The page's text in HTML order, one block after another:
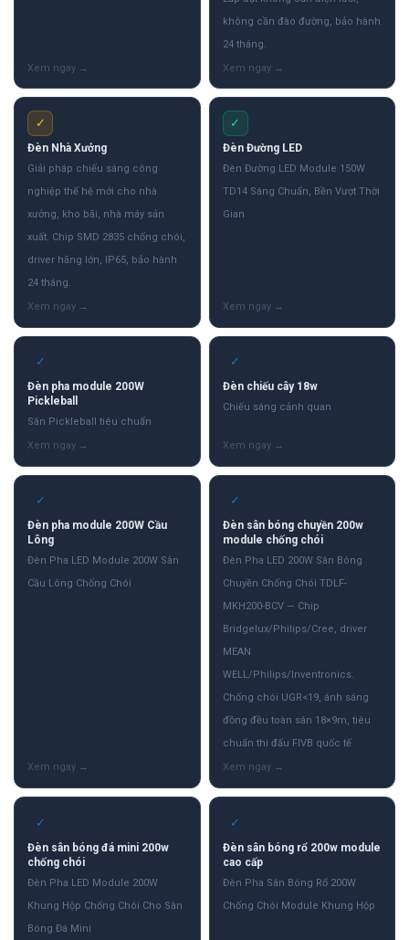
không cần đào đường, bảo hành
24 tháng.
✓
Đèn Nhà Xưởng
Giải pháp chiếu sáng công
nghiệp thế hệ mới cho nhà
xưởng, kho bãi, nhà máy sản
xuất. Chip SMD 2835 chống chói,
driver hãng lớn, IP65, bảo hành
24 tháng.
✓
Đèn Đường LED
Đèn Đường LED Module 150W
TD14 Sáng Chuẩn, Bền Vượt Thời
Gian
✓
Đèn pha module 200W
Pickleball
Sân Pickleball tiêu chuẩn
✓
Đèn chiếu cây 18w
Chiếu sáng cảnh quan
✓
Đèn pha module 200W Cầu
Lông
Đèn Pha LED Module 200W Sân
Cầu Lông Chống Chói
✓
Đèn sân bóng chuyền 200w
module chống chói
Đèn Pha LED 200W Sân Bóng
Chuyền Chống Chói TDLF-
MKH200-BCV — Chip
Bridgelux/Philips/Cree, driver
MEAN
WELL/Philips/Inventronics.
Chống chói UGR<19, ánh sáng
đồng đều toàn sân 18×9m, tiêu
chuẩn thi đấu FIVB quốc tế
✓
Đèn sân bóng đá mini 200w
chống chói
Đèn Pha LED Module 200W
Khung Hộp Chống Chói Cho Sân
Bóng Đá Mini
✓
Đèn sân bóng rổ 200w module
cao cấp
Đèn Pha Sân Bóng Rổ 200W
Chống Chói Module Khung Hộp